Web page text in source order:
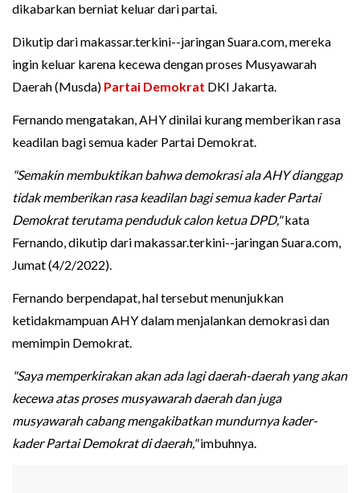
dikabarkan berniat keluar dari partai.
Dikutip dari makassar.terkini--jaringan Suara.com, mereka
ingin keluar karena kecewa dengan proses Musyawarah
Daerah (Musda) Partai Demokrat DKI Jakarta.
Fernando mengatakan, AHY dinilai kurang memberikan rasa
keadilan bagi semua kader Partai Demokrat.
"Semakin membuktikan bahwa demokrasi ala AHY dianggap
tidak memberikan rasa keadilan bagi semua kader Partai
Demokrat terutama penduduk calon ketua DPD,"kata
Fernando, dikutip dari makassar.terkini--jaringan Suara.com,
Jumat (4/2/2022).
Fernando berpendapat, hal tersebut menunjukkan
ketidakmampuan AHY dalam menjalankan demokrasi dan
memimpin Demokrat.
"Saya memperkirakan akan ada lagi daerah-daerah yang akan
kecewa atas proses musyawarah daerah dan juga
musyawarah cabang mengakibatkan mundurnya kader-
kader Partai Demokrat di daerah,"imbuhnya.